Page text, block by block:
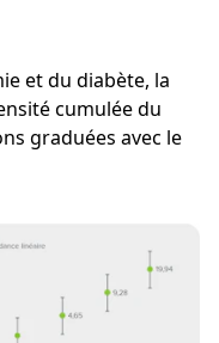
et du diabète, la
cumulée du
graduées avec le